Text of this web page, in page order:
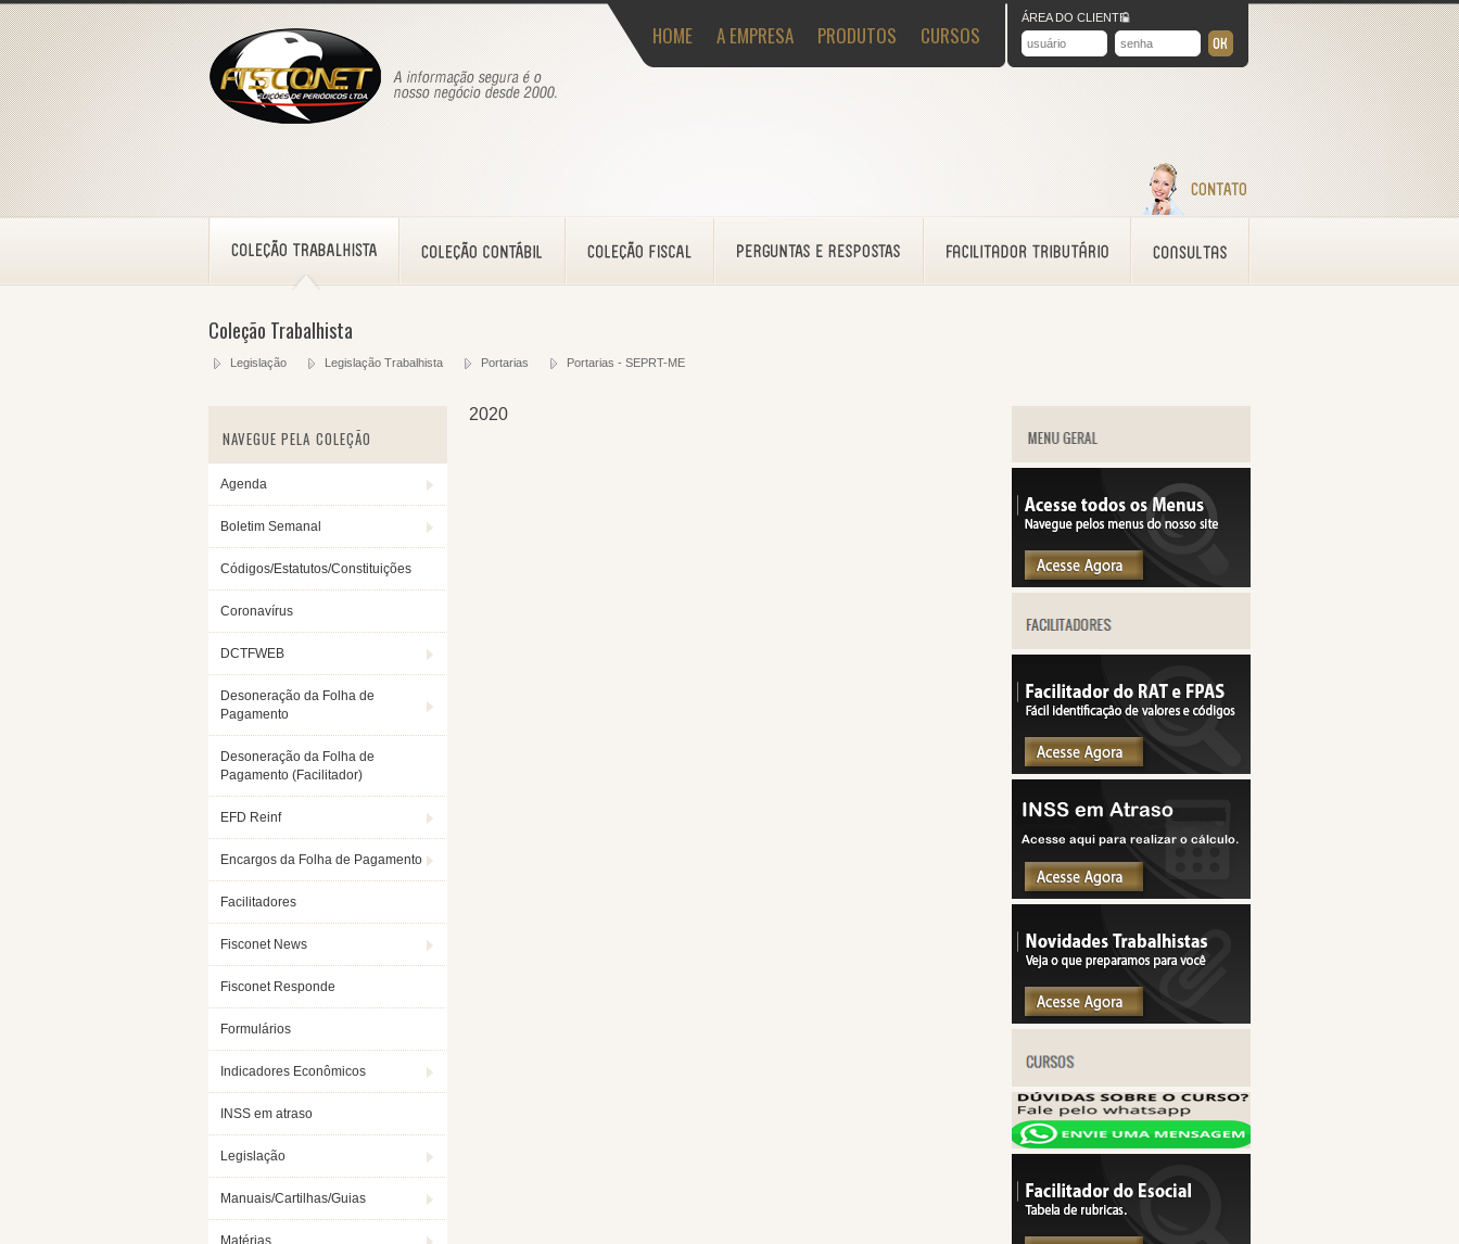
HOME A EMPRESA PRODUTOS CURSOS
ÁREA DO CLIENTE
Coleção Trabalhista
Legislação Legislação Trabalhista Portarias Portarias - SEPRT-ME
NAVEGUE PELA COLEÇÃO
Agenda
Boletim Semanal
Códigos/Estatutos/Constituições
Coronavírus
DCTFWEB
Desoneração da Folha de
Pagamento
Desoneração da Folha de
Pagamento (Facilitador)
EFD Reinf
Encargos da Folha de Pagamento
Facilitadores
Fisconet News
Fisconet Responde
Formulários
Indicadores Econômicos
INSS em atraso
Legislação
Manuais/Cartilhas/Guias
Matérias
2020